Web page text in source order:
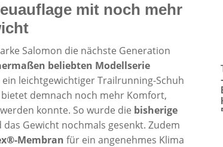
mit noch mehr
Salomon die nächste Generation
beliebten Modellserie
ein leichtgewichtiger Trailrunning-Schuh
demnach noch mehr Komfort,
konnte. So wurde die bisherige
das Gewicht nochmals gesenkt. Zudem
Membran für ein angenehmes Klima